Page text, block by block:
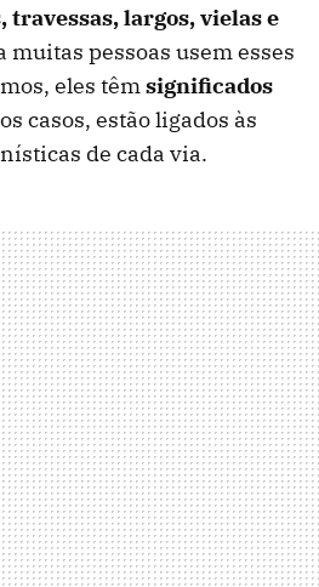
travessas, largos, vielas e
muitas pessoas usem esses
eles têmsignificados
casos, estão ligados às
de cada via.